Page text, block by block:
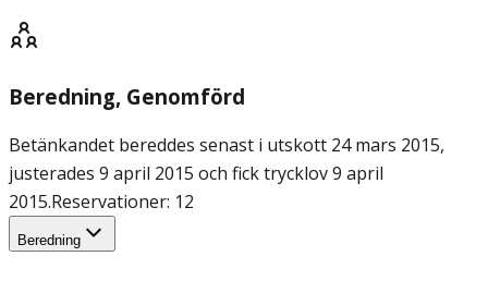
Beredning, Genomförd
Betänkandet bereddes senast i utskott 24 mars 2015,
justerades 9 april 2015 och fick trycklov 9 april
2015.Reservationer: 12
Beredning